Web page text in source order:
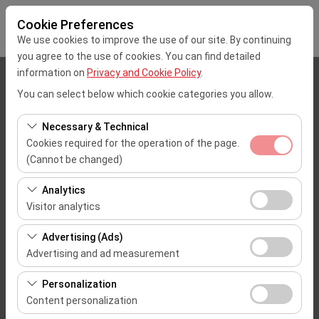
Cookie Preferences
We use cookies to improve the use of our site. By continuing
you agree to the use of cookies. You can find detailed
information on Privacy and Cookie Policy.
You can select below which cookie categories you allow.
Necessary & Technical
Cookies required for the operation of the page.
(Cannot be changed)
These cookies are required for the proper functioning of
the site, security, session management, and basic
features. They cannot be disabled.
Analytics
Visitor analytics
These cookies allow us to analyze how our site is used
(number of visitors, most visited pages, user behavior).
This data is used to measure website performance and
continuously improve the user experience.
Advertising (Ads)
Advertising and ad measurement
These cookies allow us to show you personalized ads
based on your interests and measure the effectiveness
of our advertising campaigns (impressions, click-
Personalization
Content personalization
Mersin Çukurova Uluslararası Airport Office (Domestic Flights)
I'll drop the car off at a different location.
Pickup date & time
Return date & time